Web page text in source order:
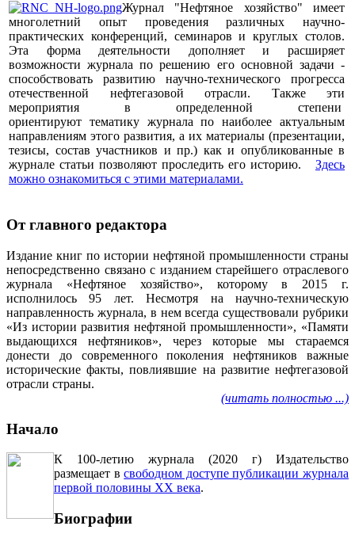
Журнал "Нефтяное хозяйство" имеет
многолетний опыт проведения различных научно-
практических конференций, семинаров и круглых столов.
Эта форма деятельности дополняет и расширяет
возможности журнала по решению его основной задачи -
способствовать развитию научно-технического прогресса
отечественной нефтегазовой отрасли. Также эти
мероприятия в определенной степени
ориентируют тематику журнала по наиболее актуальным
направлениям этого развития, а их материалы (презентации,
тезисы, состав участников и пр.) как и опубликованные в
журнале статьи позволяют проследить его историю. Здесь
можно ознакомиться с этими материалами.
От главного редактора
Издание книг по истории нефтяной промышленности страны
непосредственно связано с изданием старейшего отраслевого
журнала «Нефтяное хозяйство», которому в 2015 г.
исполнилось 95 лет. Несмотря на научно-техническую
направленность журнала, в нем всегда существовали рубрики
«Из истории развития нефтяной промышленности», «Памяти
выдающихся нефтяников», через которые мы стараемся
донести до современного поколения нефтяников важные
исторические факты, повлиявшие на развитие нефтегазовой
отрасли страны.
(читать полностью ...)
Начало
К 100-летию журнала (2020 г) Издательство
размещает всвободном доступе публикации журнала
первой половины ХХ века.
Биографии